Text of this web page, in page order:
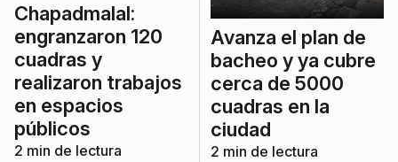
Chapadmalal:
engranzaron 120
cuadras y
realizaron trabajos
en espacios
públicos
2 min de lectura
Avanza el plan de
bacheo y ya cubre
cerca de 5000
cuadras en la
ciudad
2 min de lectura